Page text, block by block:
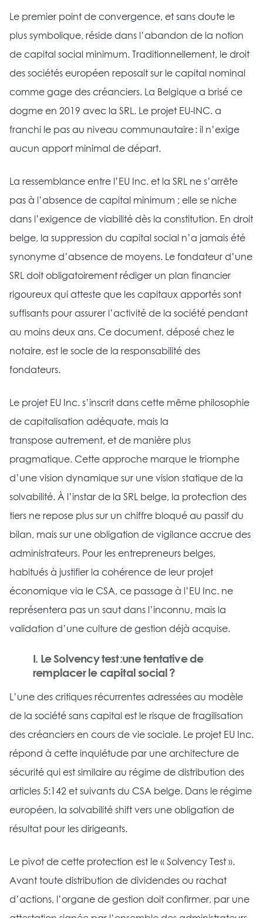
Le premier point de convergence, et sans doute le
plus symbolique, réside dans l’abandon de la notion
de capital social minimum. Traditionnellement, le droit
des sociétés européen reposait sur le capital nominal
comme gage des créanciers. La Belgique a brisé ce
dogme en 2019 avec la SRL. Le projet EU-INC. a
franchi le pas au niveau communautaire : il n’exige
aucun apport minimal de départ.
La ressemblance entre l’EU Inc. et la SRL ne s’arrête
pas à l’absence de capital minimum ; elle se niche
dans l’exigence de viabilité dès la constitution. En droit
belge, la suppression du capital social n’a jamais été
synonyme d’absence de moyens. Le fondateur d’une
SRL doit obligatoirement rédiger un plan financier
rigoureux qui atteste que les capitaux apportés sont
suffisants pour assurer l’activité de la société pendant
au moins deux ans. Ce document, déposé chez le
notaire, est le socle de la responsabilité des
fondateurs.
Le projet EU Inc. s’inscrit dans cette même philosophie
de capitalisation adéquate, mais la
transpose autrement, et de manière plus
pragmatique. Cette approche marque le triomphe
d’une vision dynamique sur une vision statique de la
solvabilité. À l’instar de la SRL belge, la protection des
tiers ne repose plus sur un chiffre bloqué au passif du
bilan, mais sur une obligation de vigilance accrue des
administrateurs. Pour les entrepreneurs belges,
habitués à justifier la cohérence de leur projet
économique via le CSA, ce passage à l’EU Inc. ne
représentera pas un saut dans l’inconnu, mais la
validation d’une culture de gestion déjà acquise.
I. Le Solvency test :une tentative de
remplacer le capital social ?
L’une des critiques récurrentes adressées au modèle
de la société sans capital est le risque de fragilisation
des créanciers en cours de vie sociale. Le projet EU Inc.
répond à cette inquiétude par une architecture de
sécurité qui est similaire au régime de distribution des
articles 5:142 et suivants du CSA belge. Dans le régime
européen, la solvabilité shift vers une obligation de
résultat pour les dirigeants.
Le pivot de cette protection est le « Solvency Test ».
Avant toute distribution de dividendes ou rachat
d’actions, l’organe de gestion doit confirmer, par une